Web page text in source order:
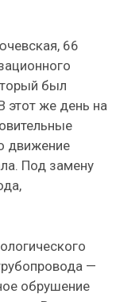
66
был
этот же день на
движение
Под замену
—
обрушение